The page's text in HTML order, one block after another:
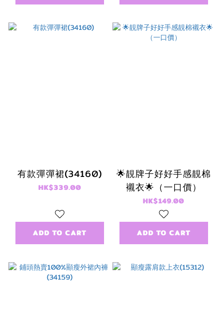
有款彈彈裙(34160)
HK$339.00
ADD TO CART
🌟靚牌子好好手感靚棉
襯衣🌟（一口價）
HK$149.00
ADD TO CART